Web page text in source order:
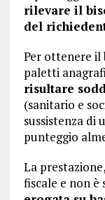
rilevare il
del
Per ottenere
paletti
risultare
(sanitario e
sussistenza di
punteggio
La
fiscale e non